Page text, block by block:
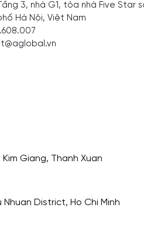
3, nhà G1, tòa nhà Five Star
Hà Nội, Việt Nam
Giang, Thanh Xuan
Nhuan District, Ho Chi Minh